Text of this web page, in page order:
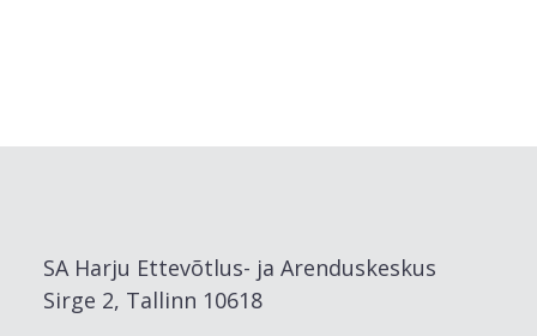
SA Harju Ettevõtlus- ja Arenduskeskus
Sirge 2, Tallinn 10618